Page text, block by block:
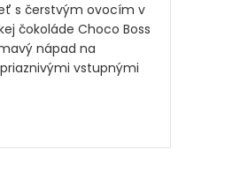
s čerstvým ovocím v
čokoláde Choco Boss
nápad na
vstupnými